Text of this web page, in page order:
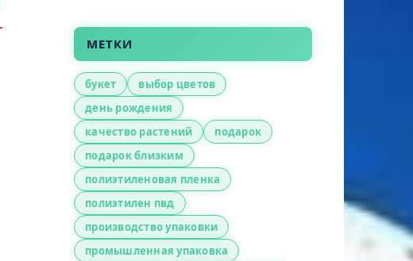
МЕТКИ
букет
выбор цветов
день рождения
качество растений
подарок
подарок близким
полиэтиленовая пленка
полиэтилен пвд
производство упаковки
промышленная упаковка